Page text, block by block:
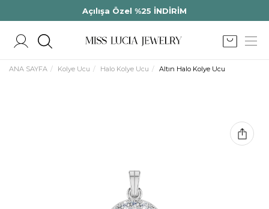
Açılışa Özel %25 İNDİRİM
ANA SAYFA Kolye Ucu Halo Kolye Ucu Altın Halo Kolye Ucu